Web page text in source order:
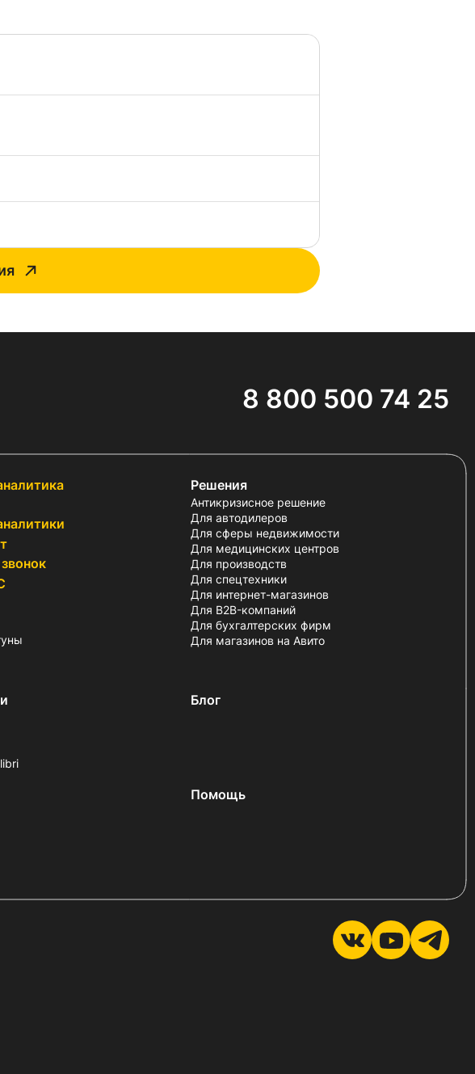
8 800 500 74 25
Решения
Антикризисное решение
Для автодилеров
Для сферы недвижимости
Для медицинских центров
Для производств
Для спецтехники
Для интернет-магазинов
Для B2B-компаний
Для бухгалтерских фирм
Для магазинов на Авито
Блог
Помощь